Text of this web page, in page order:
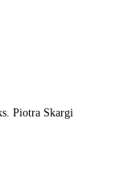
Piotra Skargi